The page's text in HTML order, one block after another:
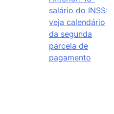
salário do INSS:
veja calendário
da segunda
parcela de
pagamento